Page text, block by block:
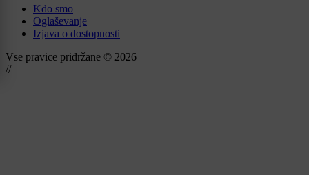
Kdo smo
Oglaševanje
Izjava o dostopnosti
Vse pravice pridržane © 2026
//